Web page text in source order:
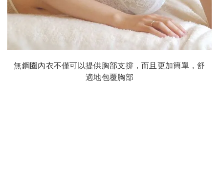
無鋼圈內衣不僅可以提供胸部支撐，而且更加簡單，舒
適地包覆胸部